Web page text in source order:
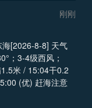
刚刚
海[2026-8-8] 天气
；3-4级西风；
米 / 15:04干0.2
(优) 赶海注意